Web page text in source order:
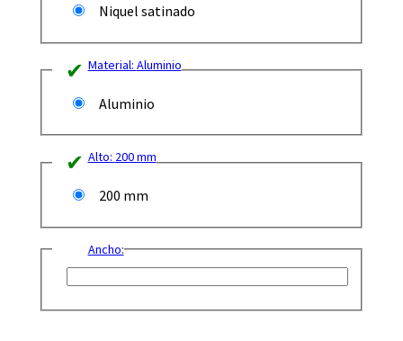
Niquel satinado
Material: Aluminio
Aluminio
Alto: 200 mm
200 mm
Ancho: